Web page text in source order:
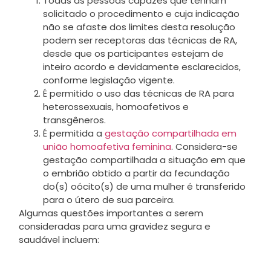
solicitado o procedimento e cuja indicação
não se afaste dos limites desta resolução
podem ser receptoras das técnicas de RA,
desde que os participantes estejam de
inteiro acordo e devidamente esclarecidos,
conforme legislação vigente.
É permitido o uso das técnicas de RA para
heterossexuais, homoafetivos e
transgêneros.
É permitida a gestação compartilhada em
união homoafetiva feminina. Considera-se
gestação compartilhada a situação em que
o embrião obtido a partir da fecundação
do(s) oócito(s) de uma mulher é transferido
para o útero de sua parceira.
Algumas questões importantes a serem
consideradas para uma gravidez segura e
saudável incluem: